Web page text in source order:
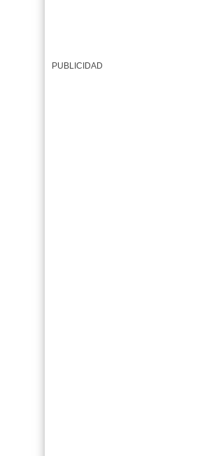
PUBLICIDAD